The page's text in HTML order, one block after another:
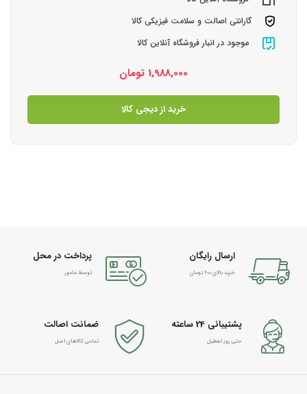
گارانتی اصالت و سلامت فیزیکی کالا
موجود در انبار فروشگاه آنلاین کالا
1,988,000 تومان
خرید از دیجی کالا
ارسال رایگان
خرید بالای 600 تومان
پرداخت در محل
توسط مامور
پشتیبانی 24 ساعته
حتی روز تعطیل
ضمانت اصالت
تمامی کالاهای اصل